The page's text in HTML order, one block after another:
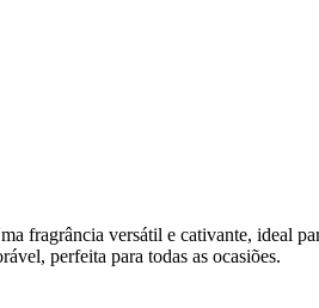
versátil e cativante, ideal
perfeita para todas as ocasiões.